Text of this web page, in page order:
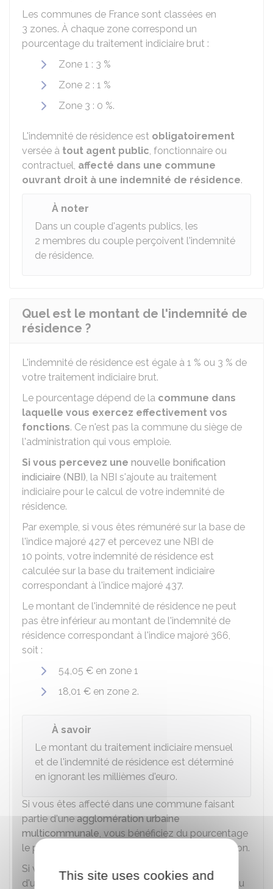
Les communes de France sont classées en
3 zones. À chaque zone correspond un
pourcentage du traitement indiciaire brut :
Zone 1 : 3 %
Zone 2 : 1 %
Zone 3 : 0 %.
L'indemnité de résidence est obligatoirement
versée à tout agent public, fonctionnaire ou
contractuel, affecté dans une commune
ouvrant droit à une indemnité de résidence.
À noter
Dans un couple d'agents publics, les
2 membres du couple perçoivent l'indemnité
de résidence.
Quel est le montant de l'indemnité de
résidence ?
L'indemnité de résidence est égale à 1 % ou 3 % de
votre traitement indiciaire brut.
Le pourcentage dépend de la commune dans
laquelle vous exercez effectivement vos
fonctions. Ce n'est pas la commune du siège de
l'administration qui vous emploie.
Si vous percevez une nouvelle bonification
indiciaire (NBI), la NBI s'ajoute au traitement
indiciaire pour le calcul de votre indemnité de
résidence.
Par exemple, si vous êtes rémunéré sur la base de
l'indice majoré 427 et percevez une NBI de
10 points, votre indemnité de résidence est
calculée sur la base du traitement indiciaire
correspondant à l'indice majoré 437.
Le montant de l'indemnité de résidence ne peut
pas être inférieur au montant de l'indemnité de
résidence correspondant à l'indice majoré 366,
soit :
54,05 € en zone 1
18,01 € en zone 2.
À savoir
Le montant du traitement indiciaire mensuel
et de l'indemnité de résidence est déterminé
en ignorant les millièmes d'euro.
Si vous êtes affecté dans une commune faisant
partie d'uneagglomération urbaine
multicommunale, vous bénéficiez du pourcentage
le plus élevé applicable au sein de l'agglomération.
Si vous exercez vos fonctions dans le périmètre
d'une agglomération nouvelle, vous bénéficiez du
This site uses cookies and